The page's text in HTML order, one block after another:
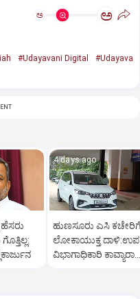
ಅ ಅ
#Udayavani Digital
#Udayava
4 days ago
ಹುಣಸೂರು ಎಸಿ
ಲೋಕಾಯುಕ್ತ ದಾಳಿ:ಉಪ
ವಿಭಾಗಾಧಿಕಾರಿ